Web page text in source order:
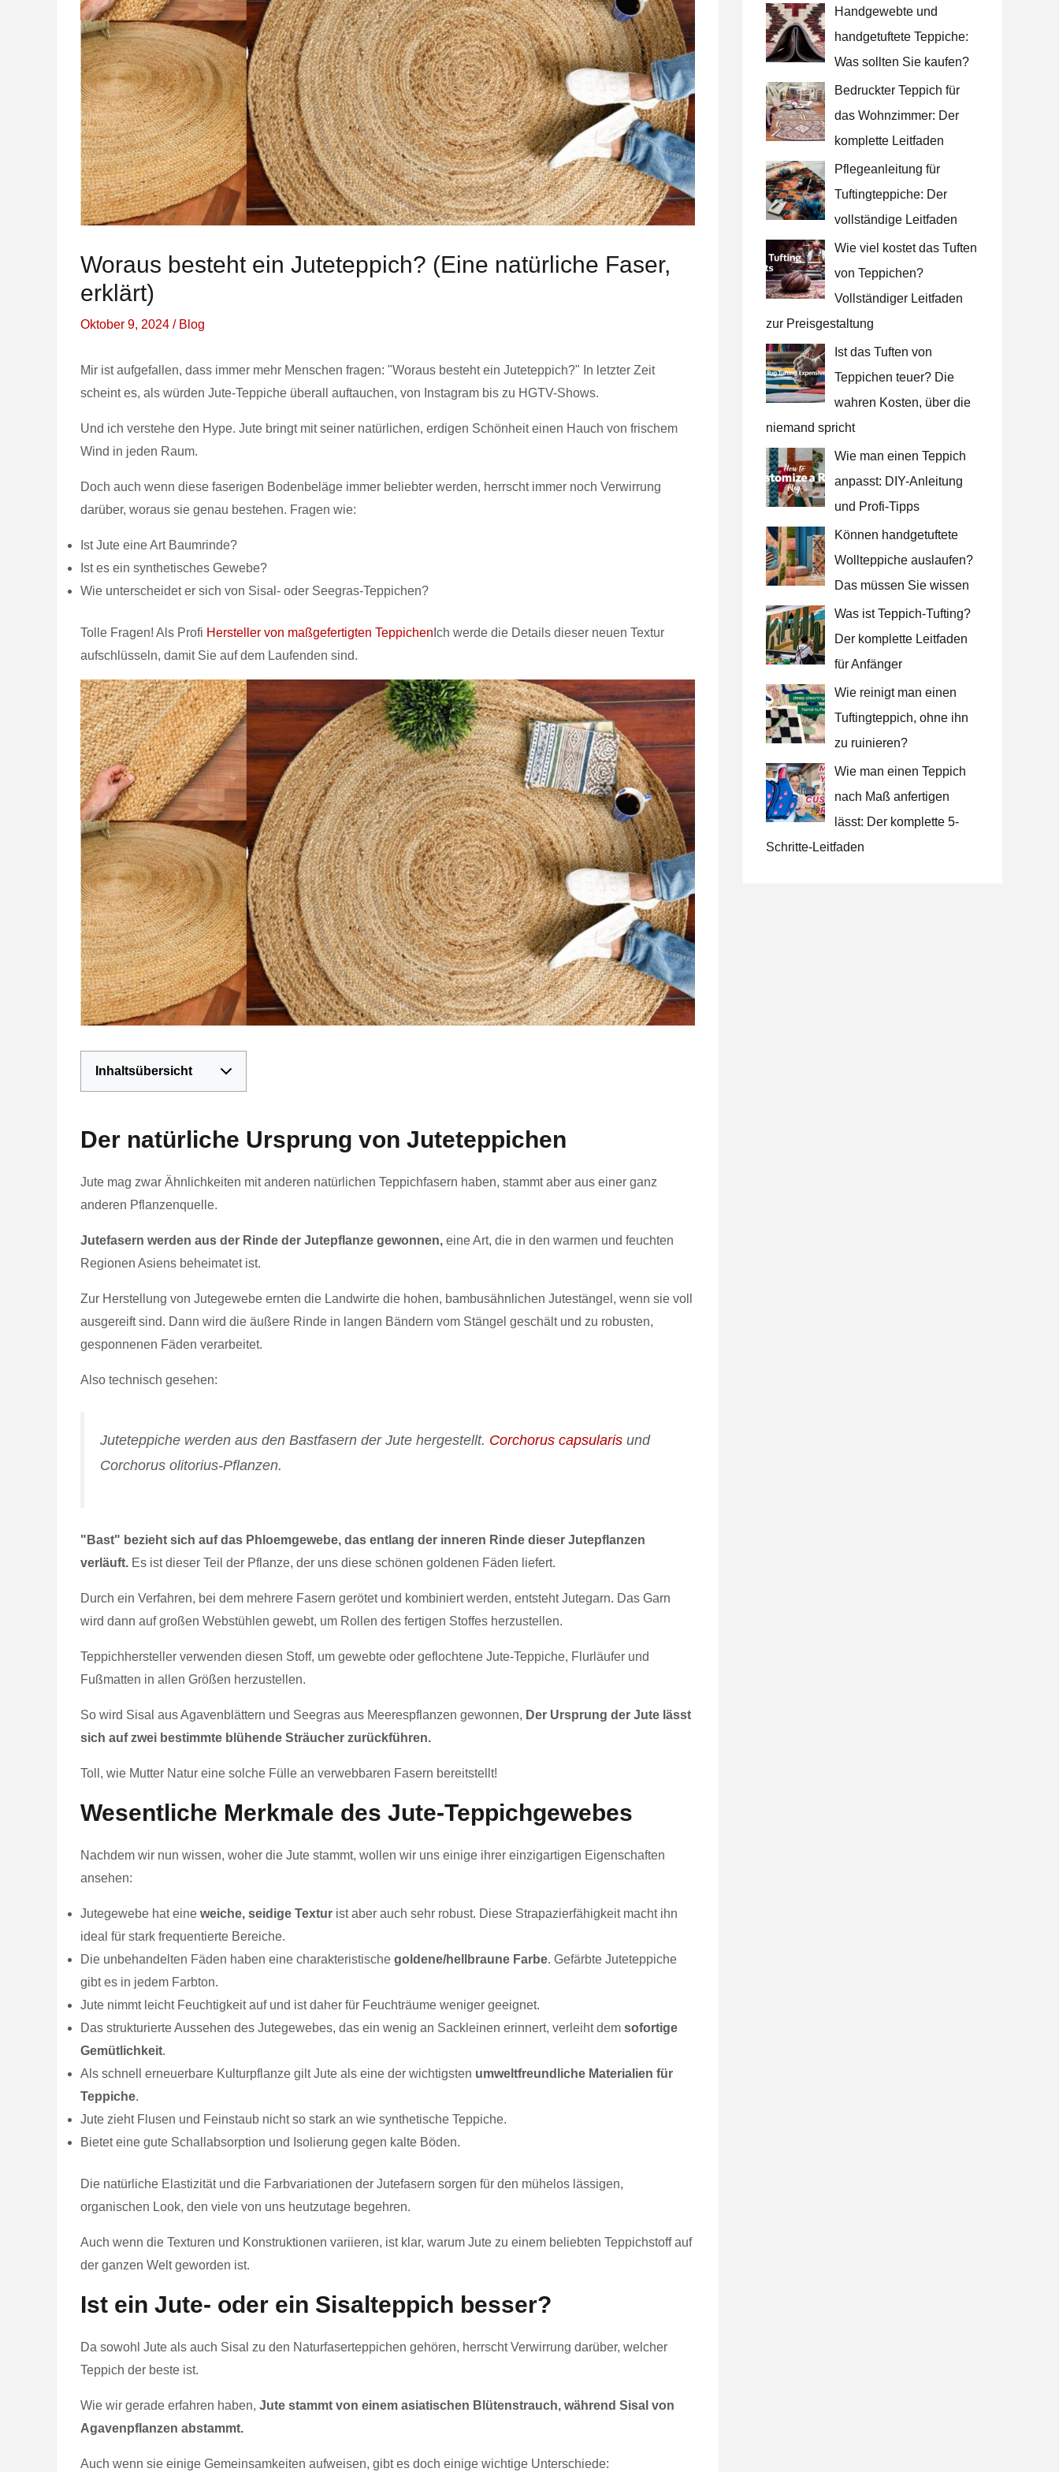
Woraus besteht ein Juteteppich? (Eine natürliche Faser,
erklärt)
Oktober 9, 2024 / Blog
Mir ist aufgefallen, dass immer mehr Menschen fragen: "Woraus besteht ein Juteteppich?" In letzter Zeit
scheint es, als würden Jute-Teppiche überall auftauchen, von Instagram bis zu HGTV-Shows.
Und ich verstehe den Hype. Jute bringt mit seiner natürlichen, erdigen Schönheit einen Hauch von frischem
Wind in jeden Raum.
Doch auch wenn diese faserigen Bodenbeläge immer beliebter werden, herrscht immer noch Verwirrung
darüber, woraus sie genau bestehen. Fragen wie:
Ist Jute eine Art Baumrinde?
Ist es ein synthetisches Gewebe?
Wie unterscheidet er sich von Sisal- oder Seegras-Teppichen?
Tolle Fragen! Als Profi Hersteller von maßgefertigten Teppichen Ich werde die Details dieser neuen Textur
aufschlüsseln, damit Sie auf dem Laufenden sind.
Inhaltsübersicht
Der natürliche Ursprung von Juteteppichen
Jute mag zwar Ähnlichkeiten mit anderen natürlichen Teppichfasern haben, stammt aber aus einer ganz
anderen Pflanzenquelle.
Jutefasern werden aus der Rinde der Jutepflanze gewonnen, eine Art, die in den warmen und feuchten
Regionen Asiens beheimatet ist.
Zur Herstellung von Jutegewebe ernten die Landwirte die hohen, bambusähnlichen Jutestängel, wenn sie voll
ausgereift sind. Dann wird die äußere Rinde in langen Bändern vom Stängel geschält und zu robusten,
gesponnenen Fäden verarbeitet.
Also technisch gesehen:
Juteteppiche werden aus den Bastfasern der Jute hergestellt. Corchorus capsularis und
Corchorus olitorius-Pflanzen.
"Bast" bezieht sich auf das Phloemgewebe, das entlang der inneren Rinde dieser Jutepflanzen
verläuft. Es ist dieser Teil der Pflanze, der uns diese schönen goldenen Fäden liefert.
Durch ein Verfahren, bei dem mehrere Fasern gerötet und kombiniert werden, entsteht Jutegarn. Das Garn
wird dann auf großen Webstühlen gewebt, um Rollen des fertigen Stoffes herzustellen.
Teppichhersteller verwenden diesen Stoff, um gewebte oder geflochtene Jute-Teppiche, Flurläufer und
Fußmatten in allen Größen herzustellen.
So wird Sisal aus Agavenblättern und Seegras aus Meerespflanzen gewonnen, Der Ursprung der Jute lässt
sich auf zwei bestimmte blühende Sträucher zurückführen.
Toll, wie Mutter Natur eine solche Fülle an verwebbaren Fasern bereitstellt!
Wesentliche Merkmale des Jute-Teppichgewebes
Nachdem wir nun wissen, woher die Jute stammt, wollen wir uns einige ihrer einzigartigen Eigenschaften
ansehen:
Jutegewebe hat eine weiche, seidige Textur ist aber auch sehr robust. Diese Strapazierfähigkeit macht ihn
ideal für stark frequentierte Bereiche.
Die unbehandelten Fäden haben eine charakteristische goldene/hellbraune Farbe. Gefärbte Juteteppiche
gibt es in jedem Farbton.
Jute nimmt leicht Feuchtigkeit auf und ist daher für Feuchträume weniger geeignet.
Das strukturierte Aussehen des Jutegewebes, das ein wenig an Sackleinen erinnert, verleiht dem sofortige
Gemütlichkeit.
Als schnell erneuerbare Kulturpflanze gilt Jute als eine der wichtigsten umweltfreundliche Materialien für
Teppiche.
Jute zieht Flusen und Feinstaub nicht so stark an wie synthetische Teppiche.
Bietet eine gute Schallabsorption und Isolierung gegen kalte Böden.
Die natürliche Elastizität und die Farbvariationen der Jutefasern sorgen für den mühelos lässigen,
organischen Look, den viele von uns heutzutage begehren.
Auch wenn die Texturen und Konstruktionen variieren, ist klar, warum Jute zu einem beliebten Teppichstoff auf
der ganzen Welt geworden ist.
Ist ein Jute- oder ein Sisalteppich besser?
Da sowohl Jute als auch Sisal zu den Naturfaserteppichen gehören, herrscht Verwirrung darüber, welcher
Teppich der beste ist.
Wie wir gerade erfahren haben, Jute stammt von einem asiatischen Blütenstrauch, während Sisal von
Agavenpflanzen abstammt.
Auch wenn sie einige Gemeinsamkeiten aufweisen, gibt es doch einige wichtige Unterschiede:
a
c
:
Handgewebte und
handgetuftete Teppiche:
Was sollten Sie kaufen?
Bedruckter Teppich für
das Wohnzimmer: Der
komplette Leitfaden
Pflegeanleitung für
Tuftingteppiche: Der
vollständige Leitfaden
Wie viel kostet das Tuften
von Teppichen?
Vollständiger Leitfaden
zur Preisgestaltung
Ist das Tuften von
Teppichen teuer? Die
wahren Kosten, über die
niemand spricht
Wie man einen Teppich
anpasst: DIY-Anleitung
und Profi-Tipps
Können handgetuftete
Wollteppiche auslaufen?
Das müssen Sie wissen
Was ist Teppich-Tufting?
Der komplette Leitfaden
für Anfänger
Wie reinigt man einen
Tuftingteppich, ohne ihn
zu ruinieren?
Wie man einen Teppich
nach Maß anfertigen
lässt: Der komplette 5-
Schritte-Leitfaden